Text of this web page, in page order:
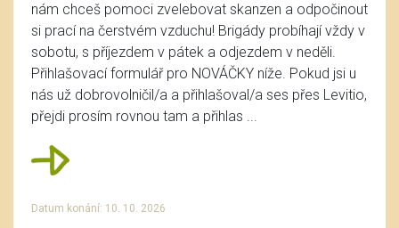
nám chceš pomoci zvelebovat skanzen a odpočinout
si prací na čerstvém vzduchu! Brigády probíhají vždy v
sobotu, s příjezdem v pátek a odjezdem v neděli.
Přihlašovací formulář pro NOVÁČKY níže. Pokud jsi u
nás už dobrovolničil/a a přihlašoval/a ses přes Levitio,
přejdi prosím rovnou tam a přihlas ...
Datum konání: 10. 10. 2026